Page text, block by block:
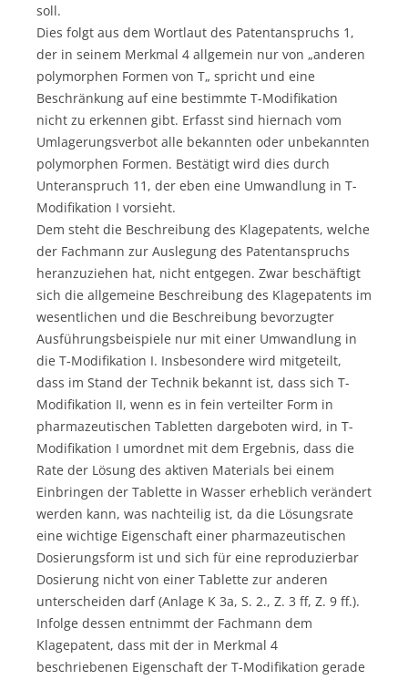
soll.
Dies folgt aus dem Wortlaut des Patentanspruchs 1,
der in seinem Merkmal 4 allgemein nur von „anderen
polymorphen Formen von T„ spricht und eine
Beschränkung auf eine bestimmte T-Modifikation
nicht zu erkennen gibt. Erfasst sind hiernach vom
Umlagerungsverbot alle bekannten oder unbekannten
polymorphen Formen. Bestätigt wird dies durch
Unteranspruch 11, der eben eine Umwandlung in T-
Modifikation I vorsieht.
Dem steht die Beschreibung des Klagepatents, welche
der Fachmann zur Auslegung des Patentanspruchs
heranzuziehen hat, nicht entgegen. Zwar beschäftigt
sich die allgemeine Beschreibung des Klagepatents im
wesentlichen und die Beschreibung bevorzugter
Ausführungsbeispiele nur mit einer Umwandlung in
die T-Modifikation I. Insbesondere wird mitgeteilt,
dass im Stand der Technik bekannt ist, dass sich T-
Modifikation II, wenn es in fein verteilter Form in
pharmazeutischen Tabletten dargeboten wird, in T-
Modifikation I umordnet mit dem Ergebnis, dass die
Rate der Lösung des aktiven Materials bei einem
Einbringen der Tablette in Wasser erheblich verändert
werden kann, was nachteilig ist, da die Lösungsrate
eine wichtige Eigenschaft einer pharmazeutischen
Dosierungsform ist und sich für eine reproduzierbar
Dosierung nicht von einer Tablette zur anderen
unterscheiden darf (Anlage K 3a, S. 2., Z. 3 ff, Z. 9 ff.).
Infolge dessen entnimmt der Fachmann dem
Klagepatent, dass mit der in Merkmal 4
beschriebenen Eigenschaft der T-Modifikation gerade